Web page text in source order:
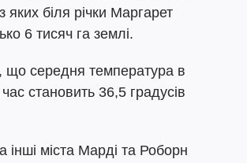
яких біля річки Маргарет
6 тисяч га землі.
що середня температура в
становить 36,5 градусів
інші міста Марді та Роборн